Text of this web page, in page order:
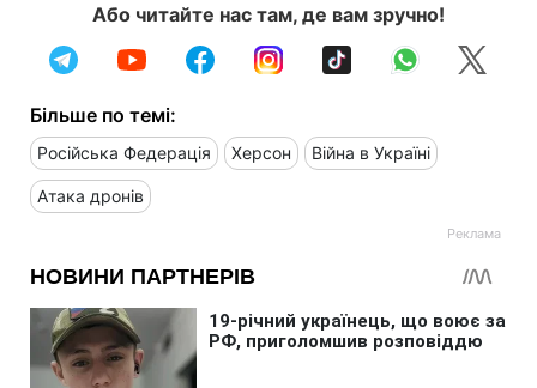
Або читайте нас там, де вам зручно!
Більше по темі:
Російська Федерація Херсон Війна в Україні
Атака дронів